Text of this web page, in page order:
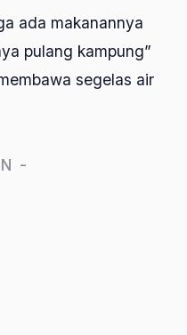
ada makanannya
pulang kampung”
segelas air
-